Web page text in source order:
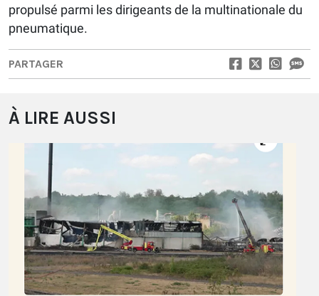
propulsé parmi les dirigeants de la multinationale du
pneumatique.
PARTAGER
À LIRE AUSSI